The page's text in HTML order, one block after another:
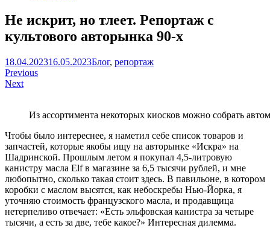
Не искрит, но тлеет. Репортаж с
культового авторынка 90-х
Артем
Краснов
18.04.202316.05.2023Блог, репортаж
Навигация
по
Previous
Next
Из ассортимента некоторых киосков можно собрать
Чтобы было интереснее, я наметил себе список товаров и
запчастей, которые якобы ищу на авторынке «Искра» на
Шадринской. Прошлым летом я покупал 4,5-литровую
канистру масла Elf в магазине за 6,5 тысячи рублей, и мне
любопытно, сколько такая стоит здесь. В павильоне, в котором
коробки с маслом высятся, как небоскребы Нью-Йорка, я
уточняю стоимость французского масла, и продавщица
нетерпеливо отвечает: «Есть эльфовская канистра за четыре
тысячи, а есть за две, тебе какое?» Интересная дилемма.